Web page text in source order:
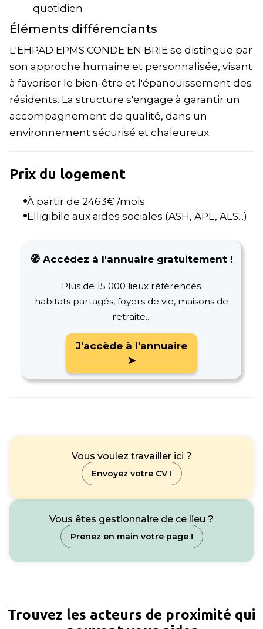
quotidien
Éléments différenciants
L'EHPAD EPMS CONDE EN BRIE se distingue par
son approche humaine et personnalisée, visant
à favoriser le bien-être et l'épanouissement des
résidents. La structure s'engage à garantir un
accompagnement de qualité, dans un
environnement sécurisé et chaleureux.
Prix du logement
À partir de 2463€ /mois
Elligibile aux aides sociales (ASH, APL, ALS...)
🧭 Accédez à l'annuaire gratuitement !
Plus de 15 000 lieux référencés
habitats partagés, foyers de vie, maisons de
retraite...
J'accède à l'annuaire
➤
Vous voulez travailler ici ?
Envoyez votre CV !
Vous êtes gestionnaire de ce lieu ?
Prenez en main votre page !
Trouvez les acteurs de proximité qui